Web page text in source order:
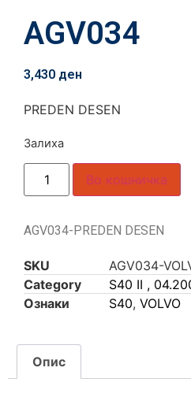
AGV034
3,430 ден
PREDEN DESEN
Залиха
Во кошничка
AGV034-PREDEN DESEN
SKU
AGV034-
Category
S40 II ,
Ознаки
S40, VOLVO
Опис